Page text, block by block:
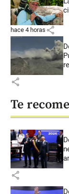
hace 4 horas share
share
Te
share